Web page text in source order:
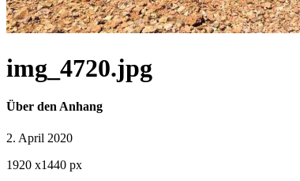
img_4720.jpg
Über den Anhang
2. April 2020
1920 x1440 px